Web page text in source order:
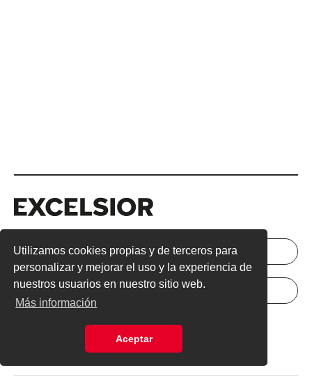
Utilizamos cookies propias y de terceros para
personalizar y mejorar el uso y la experiencia de
nuestros usuarios en nuestro sitio web.
Más información
Aceptar
INICIAR SESIÓN NEWSLETTER
ANÚNCIATE SUSCRÍBETE
Términos y Condiciones
Aviso de Privacidad